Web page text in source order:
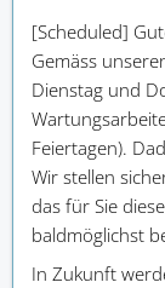
[Scheduled]
Gemäss
Dienstag und
Feiertagen).
Wir stellen
das für Sie
baldmöglichst
In Zukunft